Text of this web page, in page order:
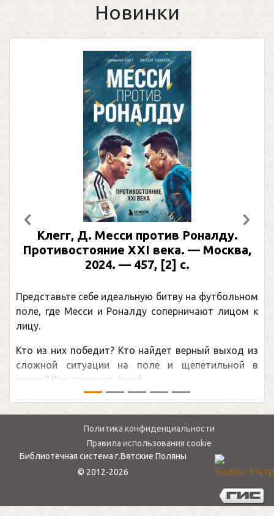
Новинки
Клегг, Д. Месси против Роналду.
Противостояние XXI века. — Москва,
2024. — 457, [2] с.
Представьте себе идеальную битву на футбольном
поле, где Месси и Роналду соперничают лицом к
лицу.
Кто из них победит? Кто найдет верный выход из
сложной ситуации на поле и щепетильной в
жизни? Кто принесет своей ...
Предыдущий
Политика конфиденциальности
Правила использования cookie
Библиотечная система г.Вятские Поляны
© 2012-2026